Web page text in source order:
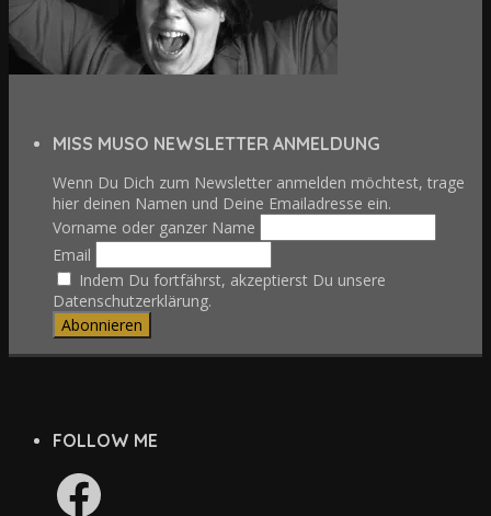
MISS MUSO NEWSLETTER ANMELDUNG
Wenn Du Dich zum Newsletter anmelden möchtest, trage
hier deinen Namen und Deine Emailadresse ein.
Vorname oder ganzer Name
Email
Indem Du fortfährst, akzeptierst Du unsere
Datenschutzerklärung.
FOLLOW ME
Facebook